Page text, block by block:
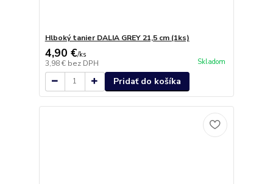
Hlboký tanier DALIA GREY 21,5 cm (1ks)
4,90 €/ks
3,98 € bez DPH Skladom
Pridať do košíka